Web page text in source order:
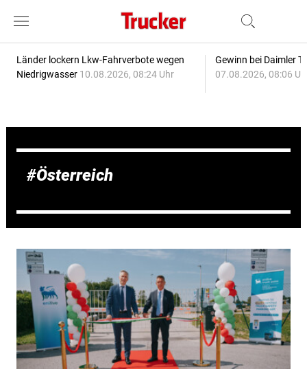
Länder lockern Lkw-Fahrverbote wegen
Niedrigwasser 10.08.2026, 08:24 Uhr
Gewinn bei Daimler
07.08.2026, 08:06
Österreich